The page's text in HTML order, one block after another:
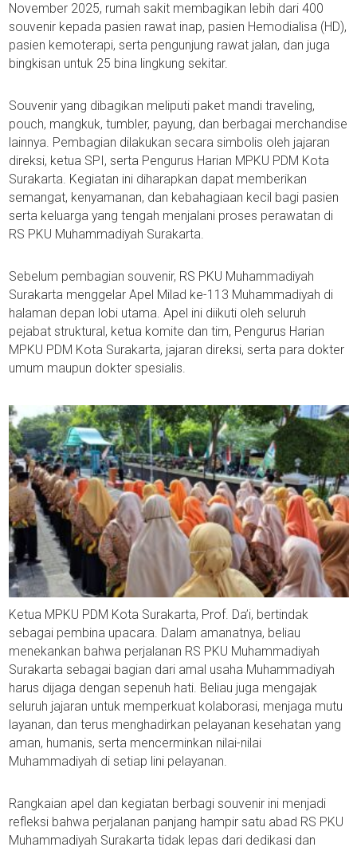
November 2025, rumah sakit membagikan lebih dari 400
souvenir kepada pasien rawat inap, pasien Hemodialisa (HD),
pasien kemoterapi, serta pengunjung rawat jalan, dan juga
bingkisan untuk 25 bina lingkung sekitar.
Souvenir yang dibagikan meliputi paket mandi traveling,
pouch, mangkuk, tumbler, payung, dan berbagai merchandise
lainnya. Pembagian dilakukan secara simbolis oleh jajaran
direksi, ketua SPI, serta Pengurus Harian MPKU PDM Kota
Surakarta. Kegiatan ini diharapkan dapat memberikan
semangat, kenyamanan, dan kebahagiaan kecil bagi pasien
serta keluarga yang tengah menjalani proses perawatan di
RS PKU Muhammadiyah Surakarta.
Sebelum pembagian souvenir, RS PKU Muhammadiyah
Surakarta menggelar Apel Milad ke-113 Muhammadiyah di
halaman depan lobi utama. Apel ini diikuti oleh seluruh
pejabat struktural, ketua komite dan tim, Pengurus Harian
MPKU PDM Kota Surakarta, jajaran direksi, serta para dokter
umum maupun dokter spesialis.
Ketua MPKU PDM Kota Surakarta, Prof. Da’i, bertindak
sebagai pembina upacara. Dalam amanatnya, beliau
menekankan bahwa perjalanan RS PKU Muhammadiyah
Surakarta sebagai bagian dari amal usaha Muhammadiyah
harus dijaga dengan sepenuh hati. Beliau juga mengajak
seluruh jajaran untuk memperkuat kolaborasi, menjaga mutu
layanan, dan terus menghadirkan pelayanan kesehatan yang
aman, humanis, serta mencerminkan nilai-nilai
Muhammadiyah di setiap lini pelayanan.
Rangkaian apel dan kegiatan berbagi souvenir ini menjadi
refleksi bahwa perjalanan panjang hampir satu abad RS PKU
Muhammadiyah Surakarta tidak lepas dari dedikasi dan